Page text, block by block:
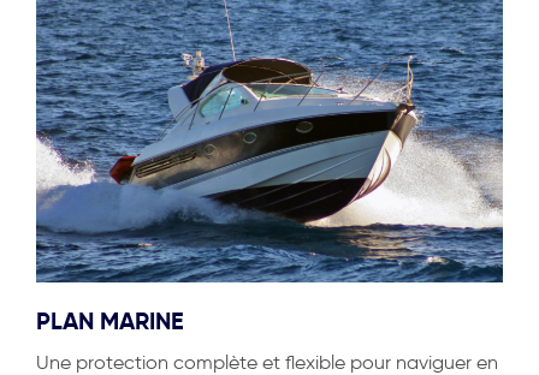
PLAN MARINE
Une protection complète et flexible pour naviguer en